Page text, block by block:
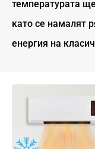
температурата
като се намалят
енергия на